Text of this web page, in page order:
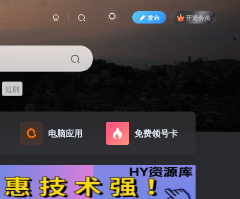
发布 开通会员
短剧
电脑应用 免费领号卡